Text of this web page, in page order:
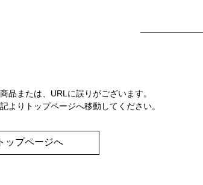
品または、URLに誤りがございます。
よりトップページへ移動してください。
ップページへ